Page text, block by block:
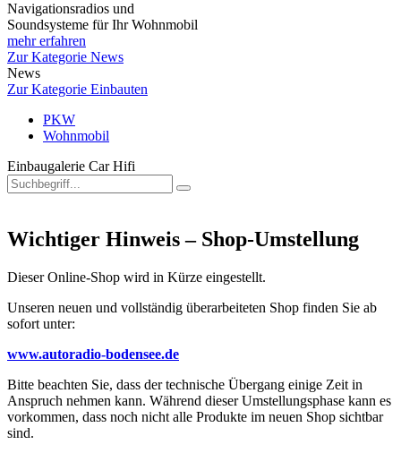
Navigationsradios und
Soundsysteme für Ihr Wohnmobil
mehr erfahren
Zur Kategorie News
News
Zur Kategorie Einbauten
PKW
Wohnmobil
Einbaugalerie Car Hifi
Wichtiger Hinweis – Shop-Umstellung
Dieser Online-Shop wird in Kürze eingestellt.
Unseren neuen und vollständig überarbeiteten Shop finden Sie ab
sofort unter:
www.autoradio-bodensee.de
Bitte beachten Sie, dass der technische Übergang einige Zeit in
Anspruch nehmen kann. Während dieser Umstellungsphase kann es
vorkommen, dass noch nicht alle Produkte im neuen Shop sichtbar
sind.